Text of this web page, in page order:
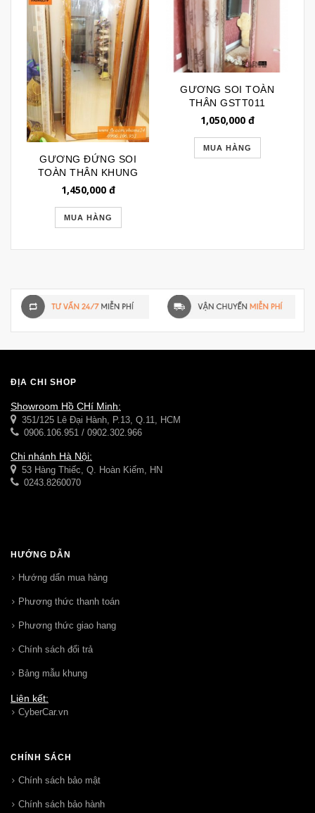
GƯƠNG ĐỨNG SOI
TOÀN THÂN KHUNG
GỖ TỰ NHIÊN
1,450,000đ
MUA HÀNG
GƯƠNG SOI TOÀN
THÂN GSTT011
1,050,000đ
MUA HÀNG
ĐỊA CHỈ SHOP
Showroom Hồ CHí Minh:
351/125 Lê Đại Hành, P.13, Q.11, HCM
0906.106.951 / 0902.302.966
Chi nhánh Hà Nội:
53 Hàng Thiếc, Q. Hoàn Kiếm, HN
0243.8260070
HƯỚNG DẪN
Hướng dẩn mua hàng
Phương thức thanh toán
Phương thức giao hang
Chính sách đổi trả
Bảng mẫu khung
Liên kết:
CyberCar.vn
CHÍNH SÁCH
Chính sách bảo mật
Chính sách bảo hành